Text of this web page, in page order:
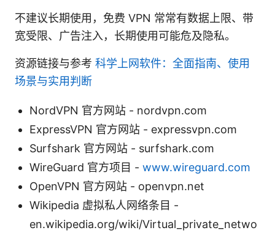
不建议长期使用，免费 VPN 常常有数据上限、带
宽受限、广告注入，长期使用可能危及隐私。
资源链接与参考 科学上网软件：全面指南、使用
场景与实用判断
NordVPN 官方网站 - nordvpn.com
ExpressVPN 官方网站 - expressvpn.com
Surfshark 官方网站 - surfshark.com
WireGuard 官方项目 - www.wireguard.com
OpenVPN 官方网站 - openvpn.net
Wikipedia 虚拟私人网络条目 -
en.wikipedia.org/wiki/Virtual_private_netwo